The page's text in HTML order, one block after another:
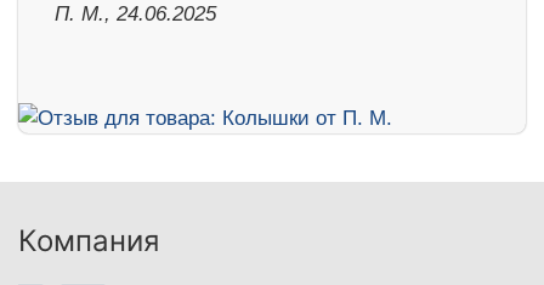
П. М., 24.06.2025
Компания